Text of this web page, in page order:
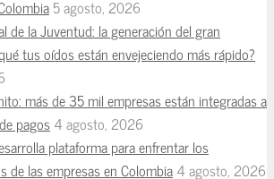
5 agosto, 2026
de la Juventud: la generación del gran
tus oídos están envejeciendo más rápido?
más de 35 mil empresas están integradas a
pagos4 agosto, 2026
plataforma para enfrentar los
de las empresas en Colombia4 agosto, 2026